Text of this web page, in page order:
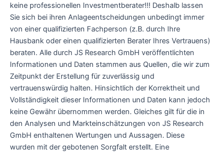
keine professionellen Investmentberater!!! Deshalb lassen
Sie sich bei ihren Anlageentscheidungen unbedingt immer
von einer qualifizierten Fachperson (z.B. durch Ihre
Hausbank oder einen qualifizierten Berater Ihres Vertrauens)
beraten. Alle durch JS Research GmbH veröffentlichten
Informationen und Daten stammen aus Quellen, die wir zum
Zeitpunkt der Erstellung für zuverlässig und
vertrauenswürdig halten. Hinsichtlich der Korrektheit und
Vollständigkeit dieser Informationen und Daten kann jedoch
keine Gewähr übernommen werden. Gleiches gilt für die in
den Analysen und Markteinschätzungen von JS Research
GmbH enthaltenen Wertungen und Aussagen. Diese
wurden mit der gebotenen Sorgfalt erstellt. Eine